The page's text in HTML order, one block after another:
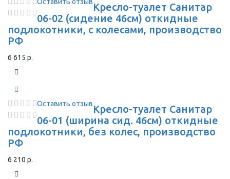
Кресло-туалет Санитар
06-02 (сидение 46см) откидные
подлокотники, с колесами, производство
РФ
6 615 р.
Оставить отзывКресло-туалет Санитар
06-01 (ширина сид. 46см) откидные
подлокотники, без колес, производство
РФ
6 210 р.